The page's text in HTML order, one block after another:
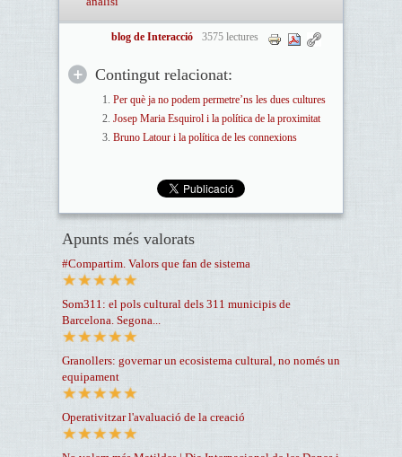
blog de Interacció 3575 lectures
Contingut relacionat:
Per què ja no podem permetre’ns les dues cultures
Josep Maria Esquirol i la política de la proximitat
Bruno Latour i la política de les connexions
Apunts més valorats
#Compartim. Valors que fan de sistema
Som311: el pols cultural dels 311 municipis de
Barcelona. Segona...
Granollers: governar un ecosistema cultural, no només un
equipament
Operativitzar l'avaluació de la creació